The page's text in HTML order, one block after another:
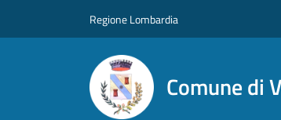
Regione Lombardia
Comune di